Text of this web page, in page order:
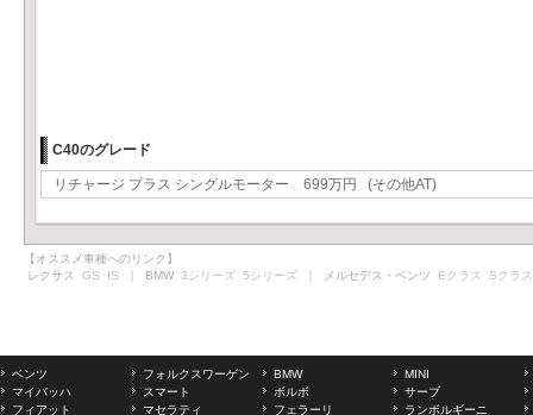
C40のグレード
リチャージ プラス シングルモーター 699万円 (その他AT)
【オススメ車種へのリンク】
レクサス GS IS ｜ BMW 3シリーズ 5シリーズ ｜ メルセデス・ベンツ Eクラス Sクラス
ベンツ フォルクスワーゲン BMW
MINI
マイバッハ
スマート ボルボ
サーブ
フィアット
マセラティ フェラーリ ランボルギーニ